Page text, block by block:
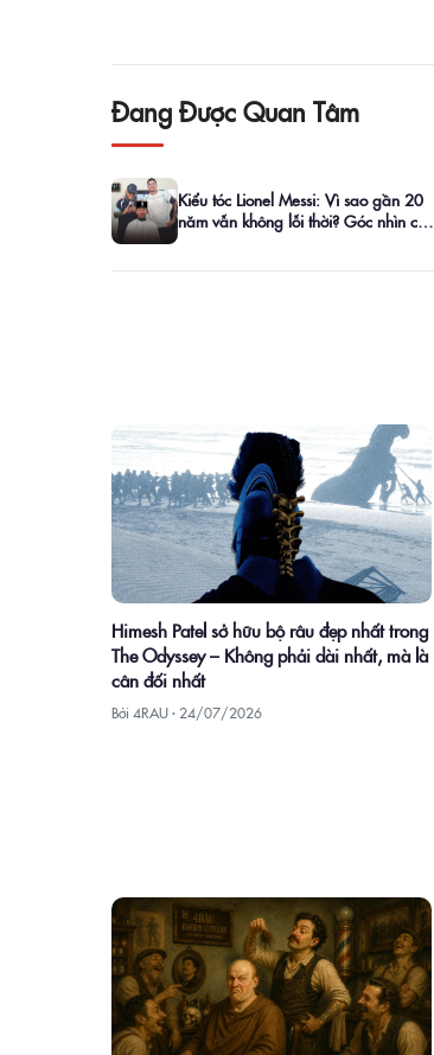
Đang Được Quan Tâm
Kiểu tóc Lionel Messi: Vì sao gần 20
năm vẫn không lỗi thời? Góc nhìn của
Himesh Patel sở hữu bộ râu đẹp nhất trong
The Odyssey – Không phải dài nhất, mà là
cân đối nhất
Bởi 4RAU · 24/07/2026